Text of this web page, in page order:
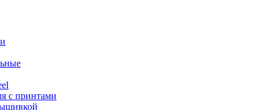
с принтами